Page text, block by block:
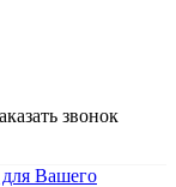
звонок